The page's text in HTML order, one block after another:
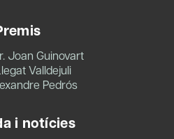
Joan Guinovart
Valldejuli
Pedrós
i notícies